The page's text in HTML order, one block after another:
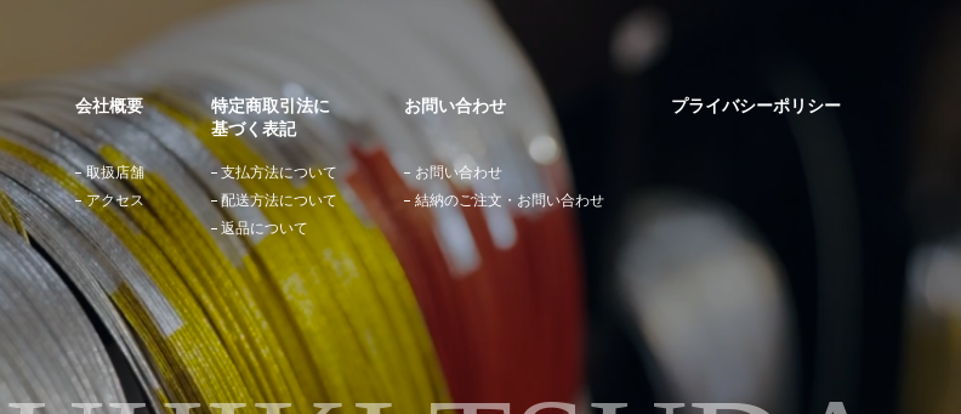
会社概要
取扱店舗
アクセス
特定商取引法に
基づく表記
支払方法について
配送方法について
返品について
お問い合わせ
お問い合わせ
結納のご注文・お問い合わせ
プライバシーポリシー